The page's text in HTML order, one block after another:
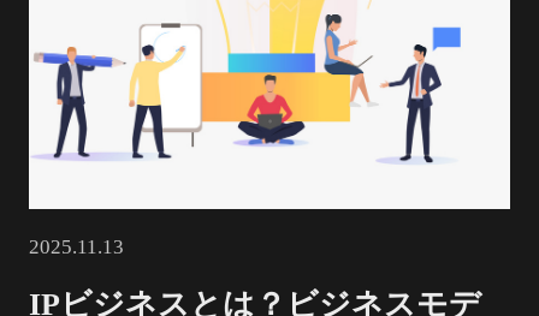
2025.11.13
IPビジネスとは？ビジネスモデ